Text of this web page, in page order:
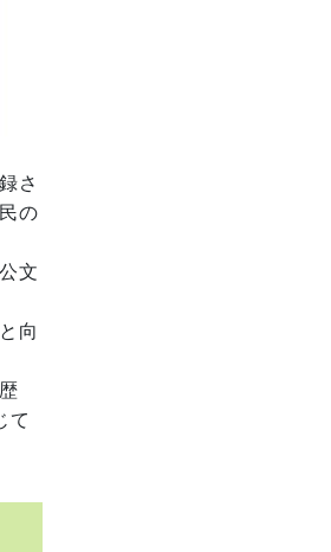
さ
の
文
向
て